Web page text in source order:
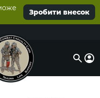
Зробити внесок